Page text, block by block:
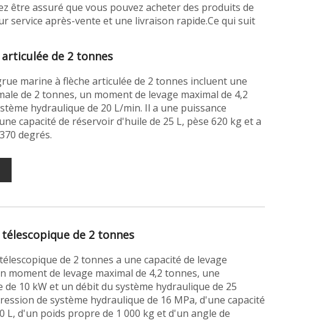
être assuré que vous pouvez acheter des produits de
après-vente et une livraison rapide.Ce qui suit
de 2 tonnes
marine à flèche articulée de 2 tonnes incluent une
de 2 tonnes, un moment de levage maximal de 4,2
hydraulique de 20 L/min. Il a une puissance
capacité de réservoir d'huile de 25 L, pèse 620 kg et a
degrés.
de 2 tonnes
de 2 tonnes a une capacité de levage
moment de levage maximal de 4,2 tonnes, une
de 10 kW et un débit du système hydraulique de 25
de système hydraulique de 16 MPa, d'une capacité
L, d'un poids propre de 1 000 kg et d'un angle de